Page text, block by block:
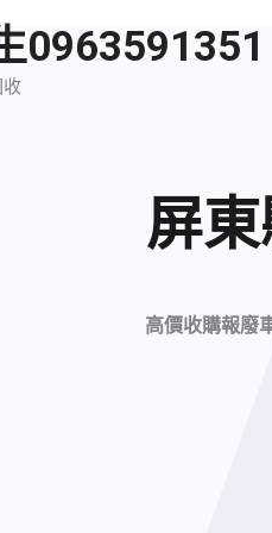
0963591351
屏
高價收購報廢